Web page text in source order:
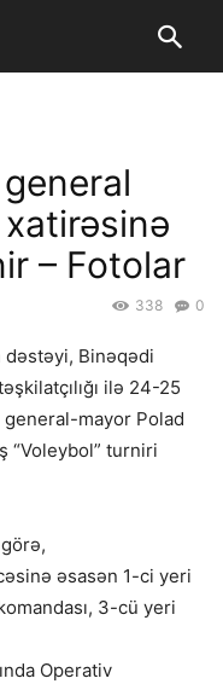
– Fotolar
0
338
dəstəyi, Binəqədi
ilə 24-25
mayor Polad
“Voleybol” turniri
əsasən 1-ci yeri
3-cü yeri
Operativ